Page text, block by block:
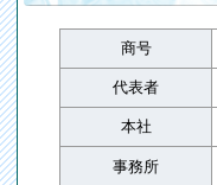
商号
代表者
本社
事務所